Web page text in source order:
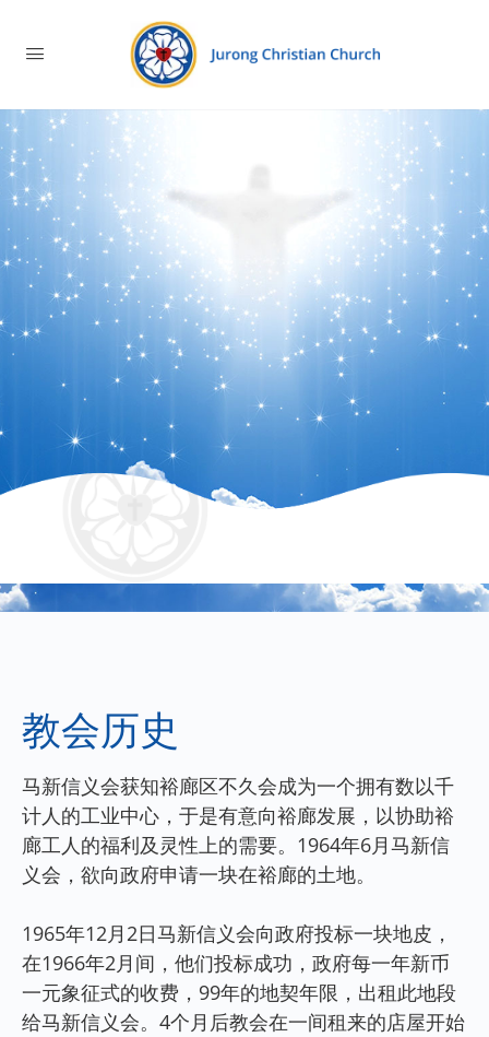
教会历史
马新信义会获知裕廊区不久会成为一个拥有数以千
计人的工业中心，于是有意向裕廊发展，以协助裕
廊工人的福利及灵性上的需要。1964年6月马新信
义会，欲向政府申请一块在裕廊的土地。
1965年12月2日马新信义会向政府投标一块地皮，
在1966年2月间，他们投标成功，政府每一年新币
一元象征式的收费，99年的地契年限，出租此地段
给马新信义会。4个月后教会在一间租来的店屋开始